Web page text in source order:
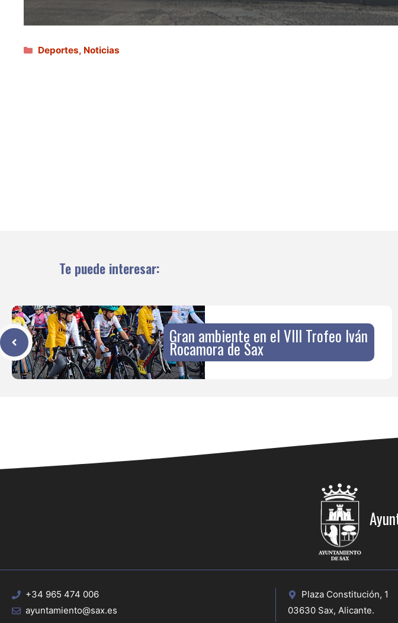
Categorías
Deportes, Noticias
Te puede interesar:
Gran ambiente en el VIII Trofeo Iván
Rocamora de Sax
+34 965 474 006
ayuntamiento@sax.es
Plaza Constitución, 1
03630 Sax, Alicante.